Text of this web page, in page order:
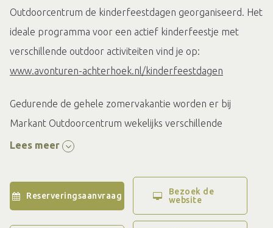
Outdoorcentrum de kinderfeestdagen georganiseerd. Het
ideale programma voor een actief kinderfeestje met
verschillende outdoor activiteiten vind je op:
www.avonturen-achterhoek.nl/kinderfeestdagen
Gedurende de gehele zomervakantie worden er bij
Markant Outdoorcentrum wekelijks verschillende
zomerkampen georganiseerd. Ben jij een echte
week lang plezier maken? Kijk dan een tussen de
verschillende kinderkampen op:
www.summercamps.nl
Lees meer
Reserveringsaanvraag
Bezoek de
website